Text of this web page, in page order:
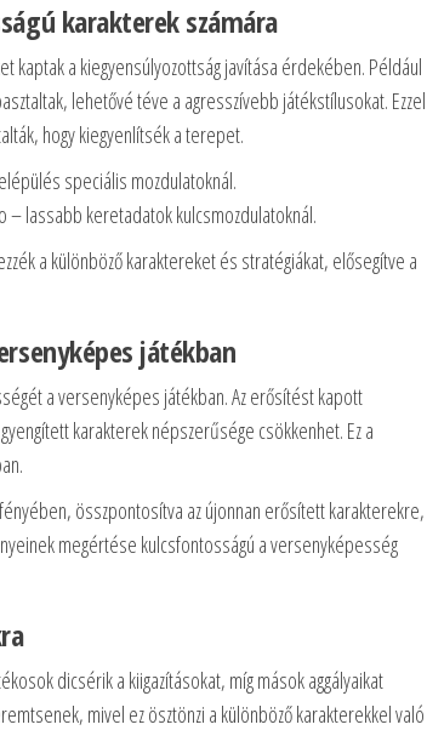
karakterek számára
kaptak a kiegyensúlyozottság javítása érdekében. Például
lehetővé téve a agresszívebb játékstílusokat. Ezzel
hogy kiegyenlítsék a terepet.
speciális mozdulatoknál.
– lassabb keretadatok kulcsmozdulatoknál.
a különböző karaktereket és stratégiákat, elősegítve a
játékban
a versenyképes játékban. Az erősítést kapott
karakterek népszerűsége csökkenhet. Ez a
összpontosítva az újonnan erősített karakterekre,
megértése kulcsfontosságú a versenyképesség
dicsérik a kiigazításokat, míg mások aggályaikat
mivel ez ösztönzi a különböző karakterekkel való